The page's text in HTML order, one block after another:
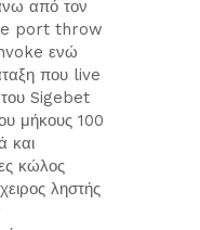
από τον
port throw
ενώ
που live
Sigebet
μήκους 100
και
κώλος
ληστής